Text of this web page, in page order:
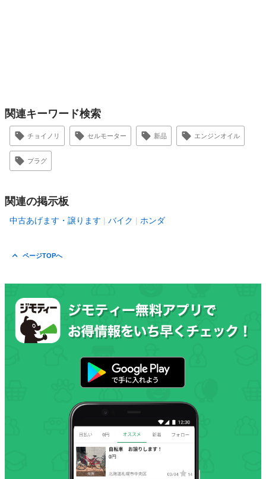
関連キーワード検索
チョイノリ セルモーター 新品 エンジンオイル
プラグ
関連の掲示板
中古あげます・譲ります バイク ホンダ
ページTOPへ